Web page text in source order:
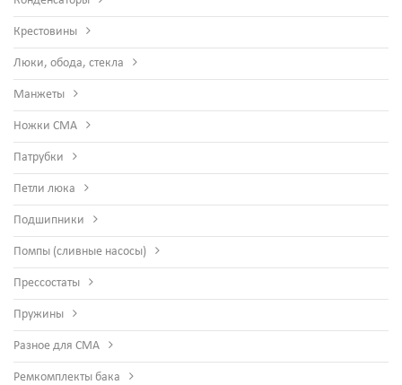
Крестовины
Люки, обода, стекла
Манжеты
Ножки СМА
Патрубки
Петли люка
Подшипники
Помпы (сливные насосы)
Прессостаты
Пружины
Разное для СМА
Ремкомплекты бака